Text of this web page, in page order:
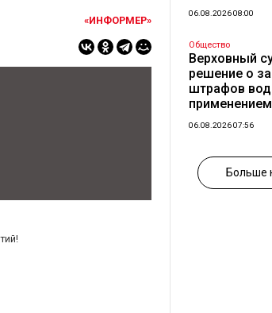
«ИНФОРМЕР»
06.08.2026 08:00
Общество
Верховный
решение о
штрафов
06.08.2026 07:56
Больше